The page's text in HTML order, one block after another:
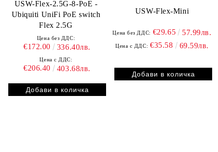
USW-Flex-2.5G-8-PoE -
Ubiquiti UniFi PoE switch
Flex 2.5G
Цена без ДДС:
€172.00 336.40лв.
Цена с ДДС:
€206.40 403.68лв.
USW-Flex-Mini
Цена без ДДС: €29.65 57.99лв.
Цена с ДДС: €35.58 69.59лв.